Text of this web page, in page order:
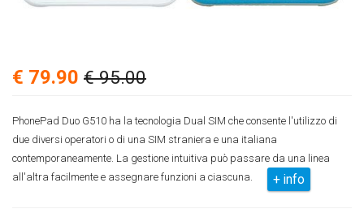
€ 79.90 € 95.00
PhonePad Duo G510 ha la tecnologia Dual SIM che consente l'utilizzo di
due diversi operatori o di una SIM straniera e una italiana
contemporaneamente. La gestione intuitiva può passare da una linea
all'altra facilmente e assegnare funzioni a ciascuna.
+ info